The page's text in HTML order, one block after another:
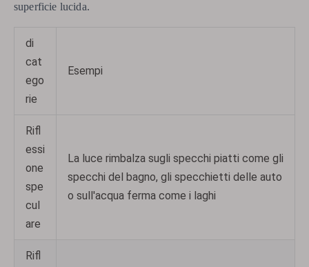
superficie lucida.
di
cat
ego
rie
Esempi
Rifl
essi
one
spe
cul
are
La luce rimbalza sugli specchi piatti come gli
specchi del bagno, gli specchietti delle auto
o sull'acqua ferma come i laghi
Rifl